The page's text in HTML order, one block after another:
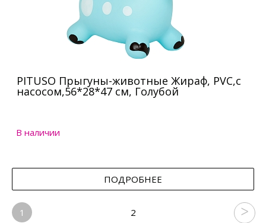
PITUSO Прыгуны-животные Жираф, PVC,с
насосом,56*28*47 см, Голубой
В наличии
ПОДРОБНЕЕ
1 2